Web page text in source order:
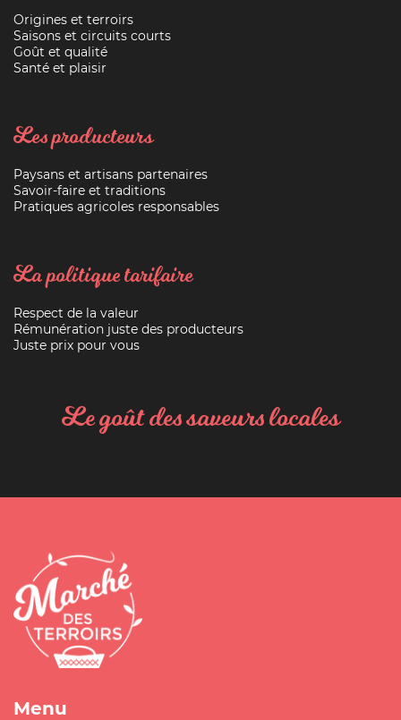
Origines et terroirs
Saisons et circuits courts
Goût et qualité
Santé et plaisir
Les producteurs
Paysans et artisans partenaires
Savoir-faire et traditions
Pratiques agricoles responsables
La politique tarifaire
Respect de la valeur
Rémunération juste des producteurs
Juste prix pour vous
Le goût des saveurs locales
Menu